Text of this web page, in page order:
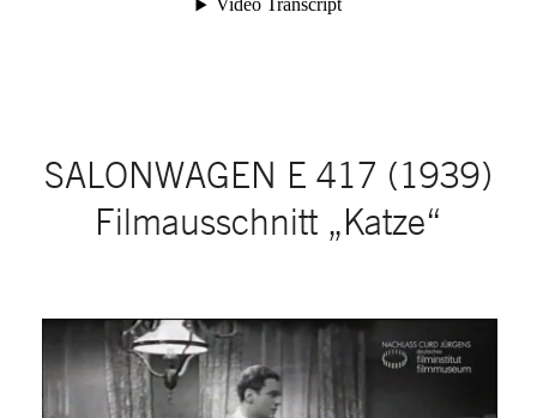
SALONWAGEN E 417 (1939)
Filmausschnitt „Katze“